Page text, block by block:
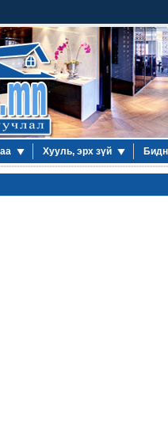
Хууль, эрх зүй